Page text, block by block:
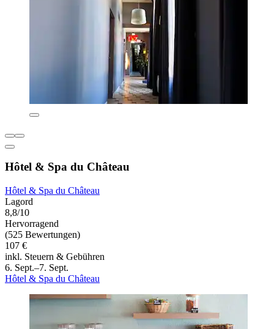
Hôtel & Spa du Château
Hôtel & Spa du Château
Lagord
8,8/10
Hervorragend
(525 Bewertungen)
107 €
inkl. Steuern & Gebühren
6. Sept.–7. Sept.
Hôtel & Spa du Château